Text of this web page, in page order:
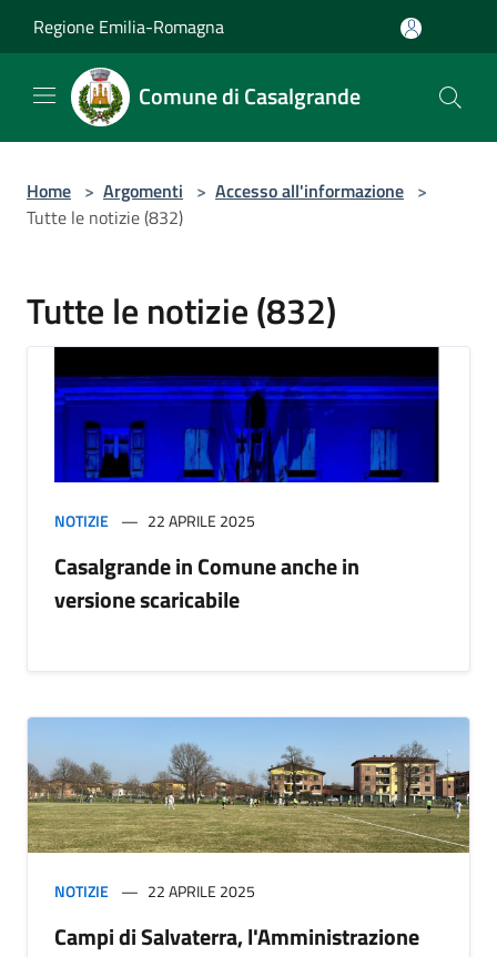
Regione Emilia-Romagna
Comune di Casalgrande
Home > Argomenti > Accesso all'informazione >
Tutte le notizie (832)
Tutte le notizie (832)
NOTIZIE 22 APRILE 2025
Casalgrande in Comune anche in
versione scaricabile
NOTIZIE 22 APRILE 2025
Campi di Salvaterra, l'Amministrazione